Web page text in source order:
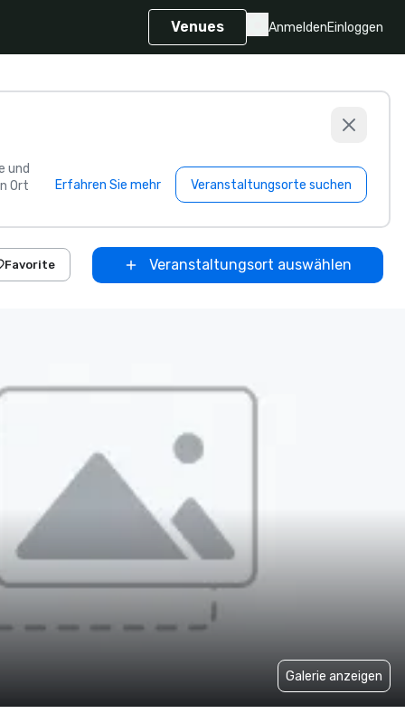
Venues AnmeldenEinloggen
und
Ort
Erfahren Sie mehr Veranstaltungsorte suchen
Favorite Veranstaltungsort auswählen
Galerie anzeigen